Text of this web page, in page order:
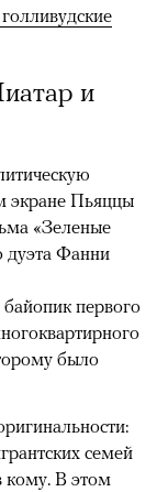
и
экране Пьяццы
«Зеленые
дуэта Фанни
первого
было
семей
кому. В этом